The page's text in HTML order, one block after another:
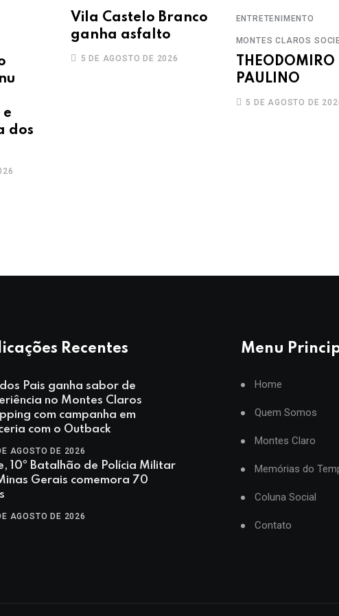
dos
Vila Castelo Branco
ganha asfalto
5 DE AGOSTO DE 2026
ENTRETENIMENTO
MONTES CLAROS
THEODOMIRO
PAULINO
5 DE AGOSTO DE
Recentes
Pais ganha sabor de
no Montes Claros
com campanha em
com o Outback
AGOSTO DE 2026
10º Batalhão de Polícia Militar
Gerais comemora 70
AGOSTO DE 2026
Menu
Home
Quem Somos
Montes Claro
Memórias do
Coluna Social
Contato